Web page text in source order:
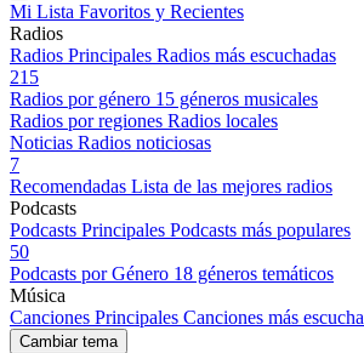
Mi Lista Favoritos y Recientes
Radios
Radios Principales Radios más escuchadas
215
Radios por género 15 géneros musicales
Radios por regiones Radios locales
Noticias Radios noticiosas
7
Recomendadas Lista de las mejores radios
Podcasts
Podcasts Principales Podcasts más populares
50
Podcasts por Género 18 géneros temáticos
Música
Canciones Principales Canciones más
Cambiar tema